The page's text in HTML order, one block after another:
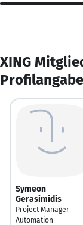
XING
Symeon
Gerasimidis
Project Manager
Automation